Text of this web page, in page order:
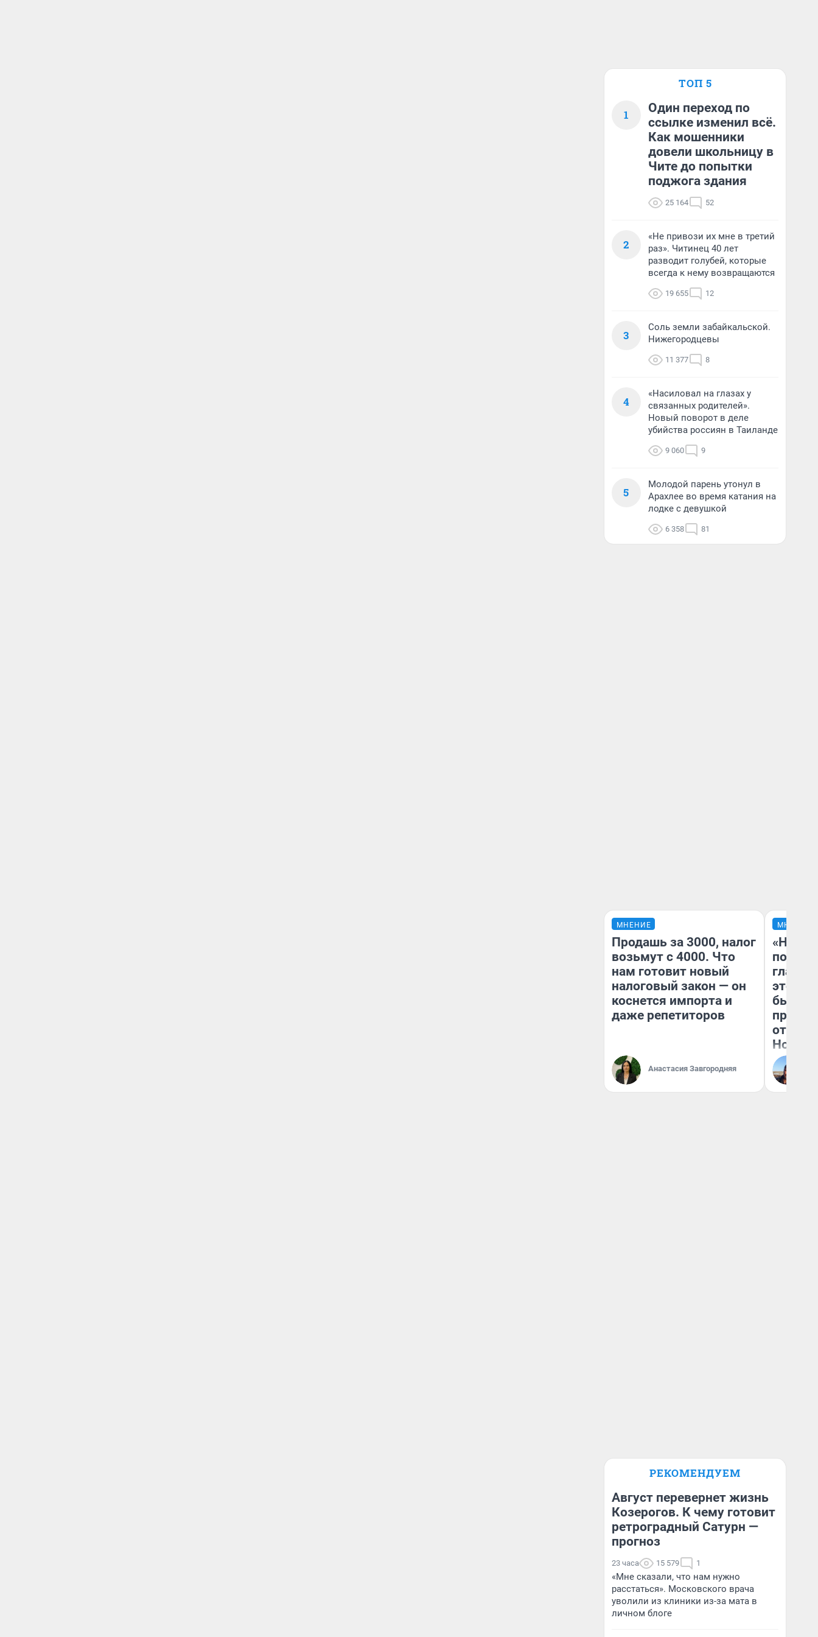
ТОП 5
1
Один переход по
ссылке изменил всё.
Как мошенники
довели школьницу в
Чите до попытки
поджога здания
25 164 52
2
«Не привози их мне в третий
раз». Читинец 40 лет
разводит голубей, которые
всегда к нему возвращаются
19 655 12
3
Соль земли забайкальской.
Нижегородцевы
11 377 8
4
«Насиловал на глазах у
связанных родителей».
Новый поворот в деле
убийства россиян в Таиланде
9 060 9
5
Молодой парень утонул в
Арахлее во время катания на
лодке с девушкой
6 358 81
МНЕНИЕ
Продашь за 3000, налог
возьмут с 4000. Что
нам готовит новый
налоговый закон — он
коснется импорта и
даже репетиторов
Анастасия Завгородняя
МНЕНИЕ
этого
бьет
отзыв
Нолана
РЕКОМЕНДУЕМ
Август перевернет жизнь
Козерогов. К чему готовит
ретроградный Сатурн —
прогноз
23 часа 15 579 1
«Мне сказали, что нам нужно
расстаться». Московского врача
уволили из клиники из-за мата в
личном блоге